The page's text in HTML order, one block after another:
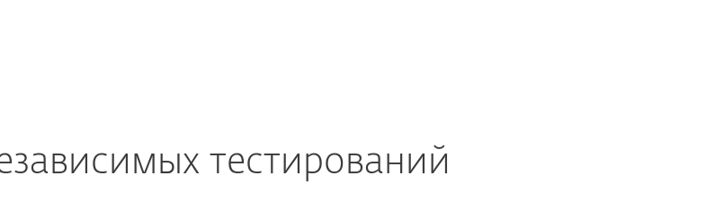
тестирований